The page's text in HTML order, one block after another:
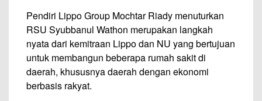
Pendiri Lippo Group Mochtar Riady menuturkan
RSU Syubbanul Wathon merupakan langkah
nyata dari kemitraan Lippo dan NU yang bertujuan
untuk membangun beberapa rumah sakit di
daerah, khususnya daerah dengan ekonomi
berbasis rakyat.